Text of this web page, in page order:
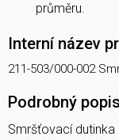
průměru.
Interní název
211-503/000-002
Podrobný
Smršťovací dutinka